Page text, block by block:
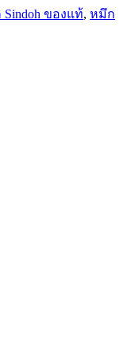
ของแท้, หมึก